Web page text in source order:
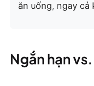
ăn uống, ngay cả
Ngắn hạn